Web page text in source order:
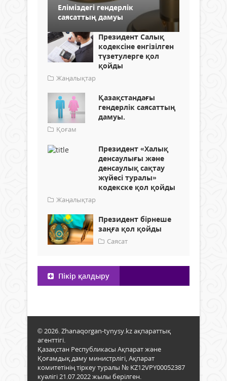
Еліміздегі гендерлік
саясаттың дамуы
Президент Салық
кодексіне енгізілген
түзетулерге қол
қойды
Жаңалықтар
Қазақстандағы
гендерлік саясаттың
дамуы.
Қоғам
Президент «Халық
денсаулығы және
денсаулық сақтау
жүйесі туралы»
кодекске қол қойды
Жаңалықтар
Президент бірнеше
заңға қол қойды
Саясат
Пікір қалдыру
© 2026. Zhanaqorgan-tynysy.kz ақпараттық
агенттігі.
Қазақстан Республикасы Ақпарат және
Қоғамдық даму министрлігі, Ақпарат
комитетінің тіркеу туралы № KZ12VPY00052387
куәлігі 21.07.2022 жылы берілген.